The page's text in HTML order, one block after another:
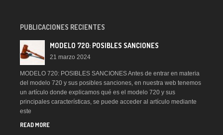
PUBLICACIONES RECIENTES
MODELO 720: POSIBLES SANCIONES
21 marzo 2024
MODELO 720: POSIBLES SANCIONES Antes de entrar en materia
del modelo 720 y sus posibles sanciones, en nuestra web tenemos
un artículo donde explicamos qué es el modelo 720 y sus
principales características, se puede acceder al artículo mediante
este
READ MORE